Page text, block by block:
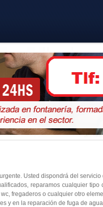
Usted dispondrá del
reparamos cualquier
fregaderos o cualquier otro
y en la reparación de fuga de